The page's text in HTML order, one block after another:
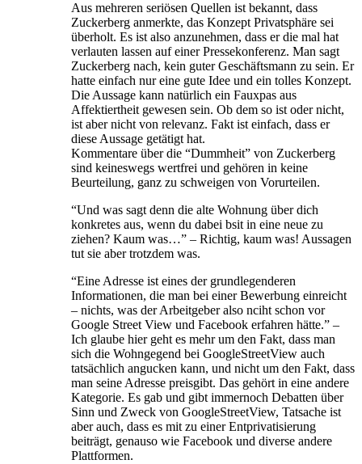
Aus mehreren seriösen Quellen ist bekannt, dass
Zuckerberg anmerkte, das Konzept Privatsphäre sei
überholt. Es ist also anzunehmen, dass er die mal hat
verlauten lassen auf einer Pressekonferenz. Man sagt
Zuckerberg nach, kein guter Geschäftsmann zu sein. Er
hatte einfach nur eine gute Idee und ein tolles Konzept.
Die Aussage kann natürlich ein Fauxpas aus
Affektiertheit gewesen sein. Ob dem so ist oder nicht,
ist aber nicht von relevanz. Fakt ist einfach, dass er
diese Aussage getätigt hat.
Kommentare über die “Dummheit” von Zuckerberg
sind keineswegs wertfrei und gehören in keine
Beurteilung, ganz zu schweigen von Vorurteilen.
“Und was sagt denn die alte Wohnung über dich
konkretes aus, wenn du dabei bsit in eine neue zu
ziehen? Kaum was…” – Richtig, kaum was! Aussagen
tut sie aber trotzdem was.
“Eine Adresse ist eines der grundlegenderen
Informationen, die man bei einer Bewerbung einreicht
– nichts, was der Arbeitgeber also nciht schon vor
Google Street View und Facebook erfahren hätte.” –
Ich glaube hier geht es mehr um den Fakt, dass man
sich die Wohngegend bei GoogleStreetView auch
tatsächlich angucken kann, und nicht um den Fakt, dass
man seine Adresse preisgibt. Das gehört in eine andere
Kategorie. Es gab und gibt immernoch Debatten über
Sinn und Zweck von GoogleStreetView, Tatsache ist
aber auch, dass es mit zu einer Entprivatisierung
beiträgt, genauso wie Facebook und diverse andere
Plattformen.